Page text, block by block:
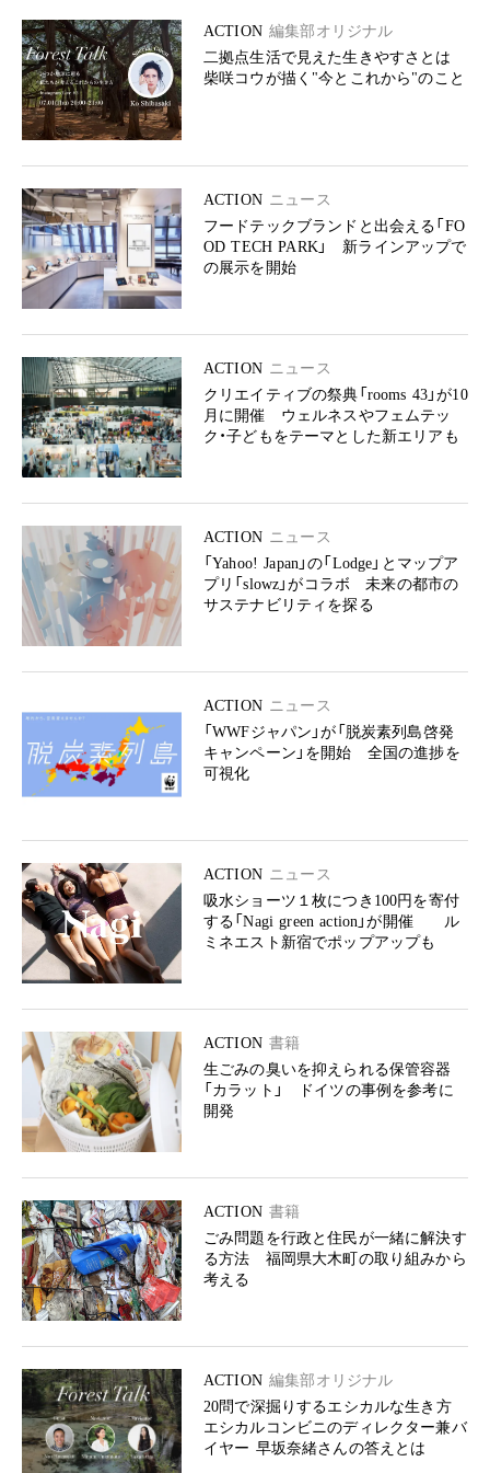
ACTION 編集部オリジナル
二拠点生活で見えた生きやすさとは
柴咲コウが描く"今とこれから"のこと
ACTION ニュース
フードテックブランドと出会える「FO
OD TECH PARK」 新ラインアップで
の展示を開始
ACTION ニュース
クリエイティブの祭典「rooms 43」が10
月に開催 ウェルネスやフェムテッ
ク・子どもをテーマとした新エリアも
ACTION ニュース
「Yahoo! Japan」の「Lodge」とマップア
プリ「slowz」がコラボ 未来の都市の
サステナビリティを探る
ACTION ニュース
「WWFジャパン」が「脱炭素列島啓発
キャンペーン」を開始 全国の進捗を
可視化
ACTION ニュース
吸水ショーツ１枚につき100円を寄付
する「Nagi green action」が開催 ル
ミネエスト新宿でポップアップも
ACTION 書籍
生ごみの臭いを抑えられる保管容器
「カラット」 ドイツの事例を参考に
開発
ACTION 書籍
ごみ問題を行政と住民が一緒に解決す
る方法 福岡県大木町の取り組みから
考える
ACTION 編集部オリジナル
20問で深掘りするエシカルな生き方
エシカルコンビニのディレクター兼バ
イヤー 早坂奈緒さんの答えとは